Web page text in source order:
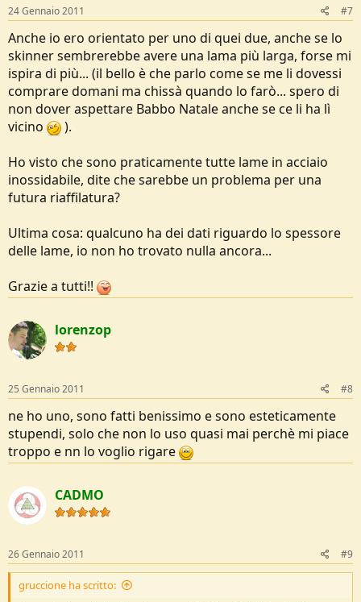
24 Gennaio 2011 #7
Anche io ero orientato per uno di quei due, anche se lo
skinner sembrerebbe avere una lama più larga, forse mi
ispira di più... (il bello è che parlo come se me li dovessi
comprare domani ma chissà quando lo farò... spero di
non dover aspettare Babbo Natale anche se ce li ha lì
vicino
).
Ho visto che sono praticamente tutte lame in acciaio
inossidabile, dite che sarebbe un problema per una
futura riaffilatura?
Ultima cosa: qualcuno ha dei dati riguardo lo spessore
delle lame, io non ho trovato nulla ancora...
Grazie a tutti!!
lorenzop
25 Gennaio 2011 #8
ne ho uno, sono fatti benissimo e sono esteticamente
stupendi, solo che non lo uso quasi mai perchè mi piace
troppo e nn lo voglio rigare
CADMO
26 Gennaio 2011 #9
gruccione ha scritto: